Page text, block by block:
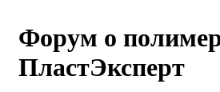
Форум о
ПластЭксперт